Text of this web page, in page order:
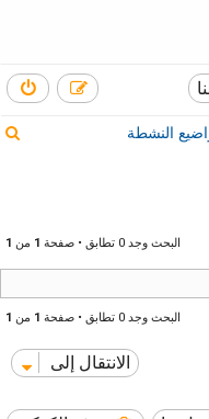
النشطة
البحث وجد 0 تطابق • صفحة 1 من 1
البحث وجد 0 تطابق • صفحة 1 من 1
الانتقال إلى